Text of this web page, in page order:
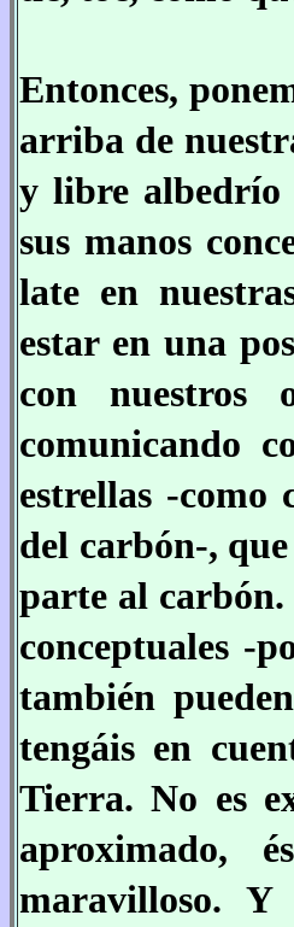
Entonces,
arriba de
y libre albedrío
sus manos
late en
estar en una
con nuestros
comunicando
estrellas -como
del carbón-, que
parte al carbón.
conceptuales -
también
tengáis en
Tierra. No es
aproximado,
maravilloso.